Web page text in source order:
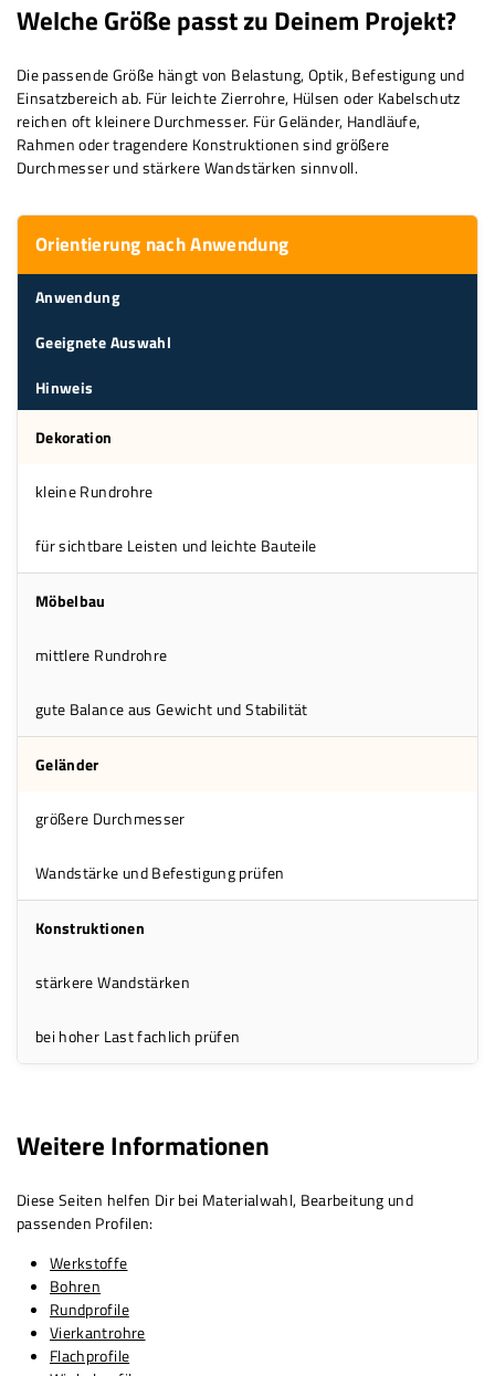
Welche Größe passt zu Deinem Projekt?
Die passende Größe hängt von Belastung, Optik, Befestigung und
Einsatzbereich ab. Für leichte Zierrohre, Hülsen oder Kabelschutz
reichen oft kleinere Durchmesser. Für Geländer, Handläufe,
Rahmen oder tragendere Konstruktionen sind größere
Durchmesser und stärkere Wandstärken sinnvoll.
Orientierung nach Anwendung
Anwendung
Geeignete Auswahl
Hinweis
Dekoration
kleine Rundrohre
für sichtbare Leisten und leichte Bauteile
Möbelbau
mittlere Rundrohre
gute Balance aus Gewicht und Stabilität
Geländer
größere Durchmesser
Wandstärke und Befestigung prüfen
Konstruktionen
stärkere Wandstärken
bei hoher Last fachlich prüfen
Weitere Informationen
Diese Seiten helfen Dir bei Materialwahl, Bearbeitung und
passenden Profilen:
Werkstoffe
Bohren
Rundprofile
Vierkantrohre
Flachprofile